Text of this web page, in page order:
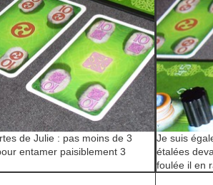
de Julie : pas moins de 3
entamer paisiblement 3
Je suis
étalées
foulée il en